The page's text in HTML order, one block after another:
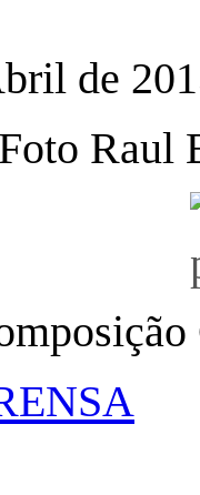
de